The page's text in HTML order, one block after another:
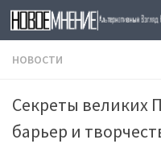
Skip to content
НОВОСТИ
Секреты великих
барьер и